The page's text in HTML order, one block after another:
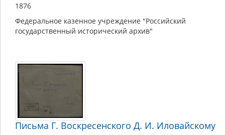
1876
Федеральное казенное учреждение "Российский
государственный исторический архив"
Письма Г. Воскресенского Д. И. Иловайскому